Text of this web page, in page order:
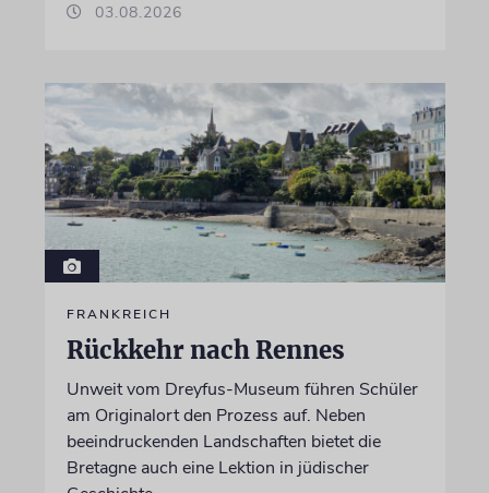
03.08.2026
FRANKREICH
Rückkehr nach Rennes
Unweit vom Dreyfus-Museum führen Schüler
am Originalort den Prozess auf. Neben
beeindruckenden Landschaften bietet die
Bretagne auch eine Lektion in jüdischer